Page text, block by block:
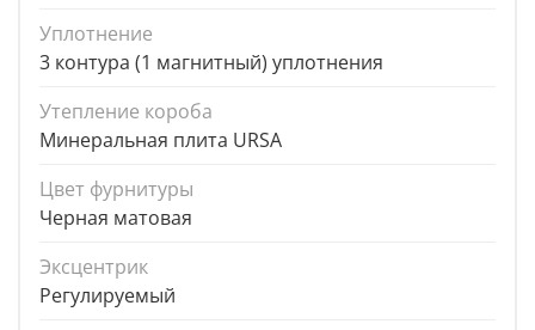
Уплотнение
3 контура (1 магнитный) уплотнения
Утепление короба
Минеральная плита URSA
Цвет фурнитуры
Черная матовая
Эксцентрик
Регулируемый